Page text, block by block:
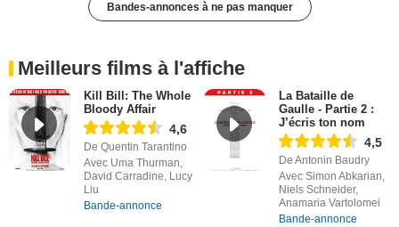
Bandes-annonces à ne pas manquer
Meilleurs films à l'affiche
Kill Bill: The Whole
Bloody Affair
4,6
De Quentin Tarantino
Avec Uma Thurman,
David Carradine, Lucy
Liu
Bande-annonce
La Bataille de
Gaulle - Partie 2 :
J’écris ton nom
4,5
De Antonin Baudry
Avec Simon Abkarian,
Niels Schneider,
Anamaria Vartolomei
Bande-annonce